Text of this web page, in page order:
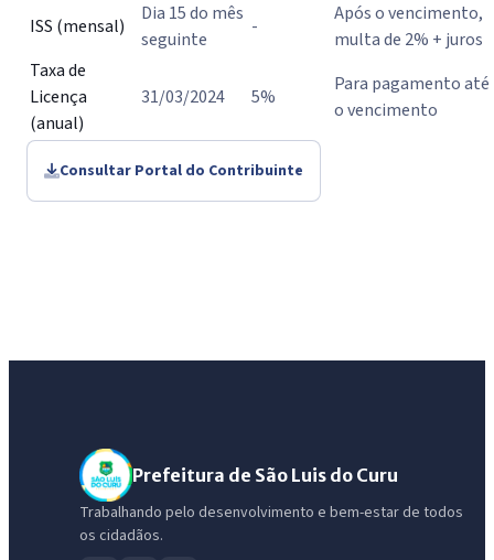
ISS (mensal)
Dia 15 do mês
seguinte
-
Após o vencimento,
multa de 2% + juros
Taxa de
Licença
(anual)
31/03/2024 5%
Para pagamento até
o vencimento
Consultar Portal do Contribuinte
Prefeitura de São Luis do Curu
Trabalhando pelo desenvolvimento e bem-estar de todos
os cidadãos.